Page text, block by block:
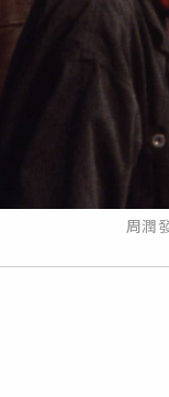
周潤